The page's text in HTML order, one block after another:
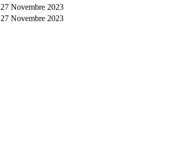
27 Novembre 2023
27 Novembre 2023